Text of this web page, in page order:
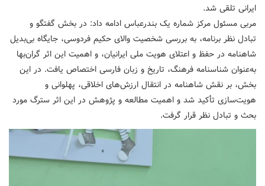
ایرانی تلقی شد.
مربی مسئول مرکز شماره یک بندرعباس ادامه داد: در بخش گفتگو و
تبادل نظر برنامه، به بررسی شخصیت والای حکیم فردوسی، جایگاه بی‌بدیل
شاهنامه در حفظ و اعتلای هویت ملی ایرانیان، و اهمیت این اثر گران‌بها
به‌عنوان شناسنامه فرهنگ، تاریخ و زبان فارسی اختصاص یافت. در این
بخش، بر نقش شاهنامه در انتقال ارزش‌های اخلاقی، پهلوانی و
هویت‌سازی تأکید شد و اهمیت مطالعه و پژوهش در این اثر سترگ مورد
بحث و تبادل نظر قرار گرفت.